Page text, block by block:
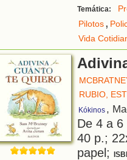
Temática:
Pilotos,
Vida
RUBIO,
Kókinos ,
De 4 a
40 p.;
papel;